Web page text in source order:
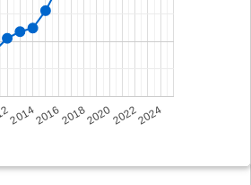
201420162018202020222024